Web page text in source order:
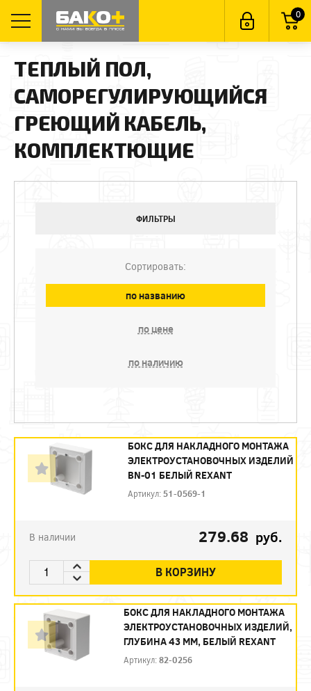
0
ТЕПЛЫЙ ПОЛ,
САМОРЕГУЛИРУЮЩИЙСЯ
ГРЕЮЩИЙ КАБЕЛЬ,
КОМПЛЕКТЮЩИЕ
ФИЛЬТРЫ
Сортировать:
по названию
по цене
по наличию
БОКС ДЛЯ НАКЛАДНОГО МОНТАЖА
ЭЛЕКТРОУСТАНОВОЧНЫХ ИЗДЕЛИЙ
BN-01 БЕЛЫЙ REXANT
Артикул: 51-0569-1
В наличии 279.68 руб.
В КОРЗИНУ
БОКС ДЛЯ НАКЛАДНОГО МОНТАЖА
ЭЛЕКТРОУСТАНОВОЧНЫХ ИЗДЕЛИЙ,
ГЛУБИНА 43 ММ, БЕЛЫЙ REXANT
Артикул:82-0256